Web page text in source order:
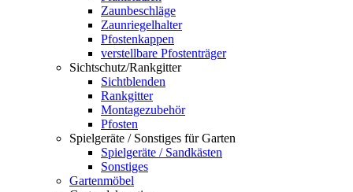
Zaunbeschläge
Zaunriegelhalter
Pfostenkappen
verstellbare Pfostenträger
Sichtschutz/Rankgitter
Sichtblenden
Rankgitter
Montagezubehör
Pfosten
Spielgeräte / Sonstiges für Garten
Spielgeräte / Sandkästen
Sonstiges
Gartenmöbel